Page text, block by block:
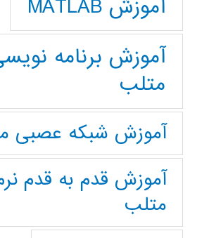
آموزش MATLAB
آموزش برنامه
متلب
آموزش شبکه عصبی
آموزش قدم به قدم نرم
متلب